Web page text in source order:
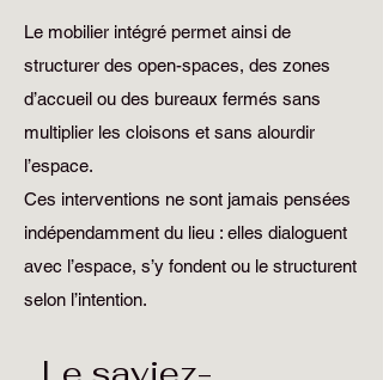
Le mobilier intégré permet ainsi de
structurer des open-spaces, des zones
d’accueil ou des bureaux fermés sans
multiplier les cloisons et sans alourdir
l’espace.
Ces interventions ne sont jamais pensées
indépendamment du lieu : elles dialoguent
avec l’espace, s’y fondent ou le structurent
selon l’intention.